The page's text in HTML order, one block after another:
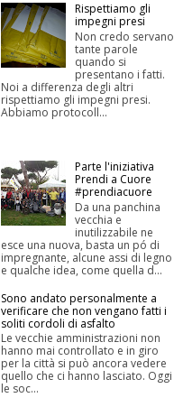
Rispettiamo gli
impegni presi
Non credo servano
tante parole
quando si
presentano i fatti.
Noi a differenza degli altri
rispettiamo gli impegni presi.
Abbiamo protocoll...
Parte l'iniziativa
Prendi a Cuore
#prendiacuore
Da una panchina
vecchia e
inutilizzabile ne
esce una nuova, basta un pó di
impregnante, alcune assi di legno
e qualche idea, come quella d...
Sono andato personalmente a
verificare che non vengano fatti i
soliti cordoli di asfalto
Le vecchie amministrazioni non
hanno mai controllato e in giro
per la città si può ancora vedere
quello che ci hanno lasciato. Oggi
le soc...